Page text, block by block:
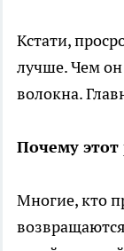
Кстати,
лучше. Чем он
волокна.
Почему этот
Многие, кто